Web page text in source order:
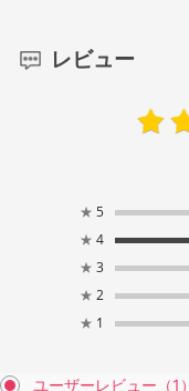
レビュー
★ 5
★ 4
★ 3
★ 2
★ 1
ユーザーレビュー （1）